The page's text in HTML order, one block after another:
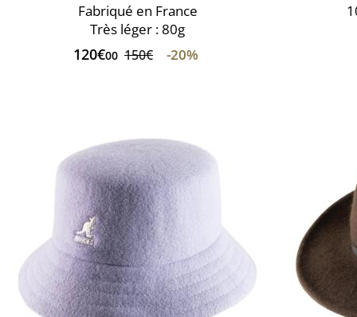
Fabriqué en France
Très léger : 80g
120€00 150€ -20%